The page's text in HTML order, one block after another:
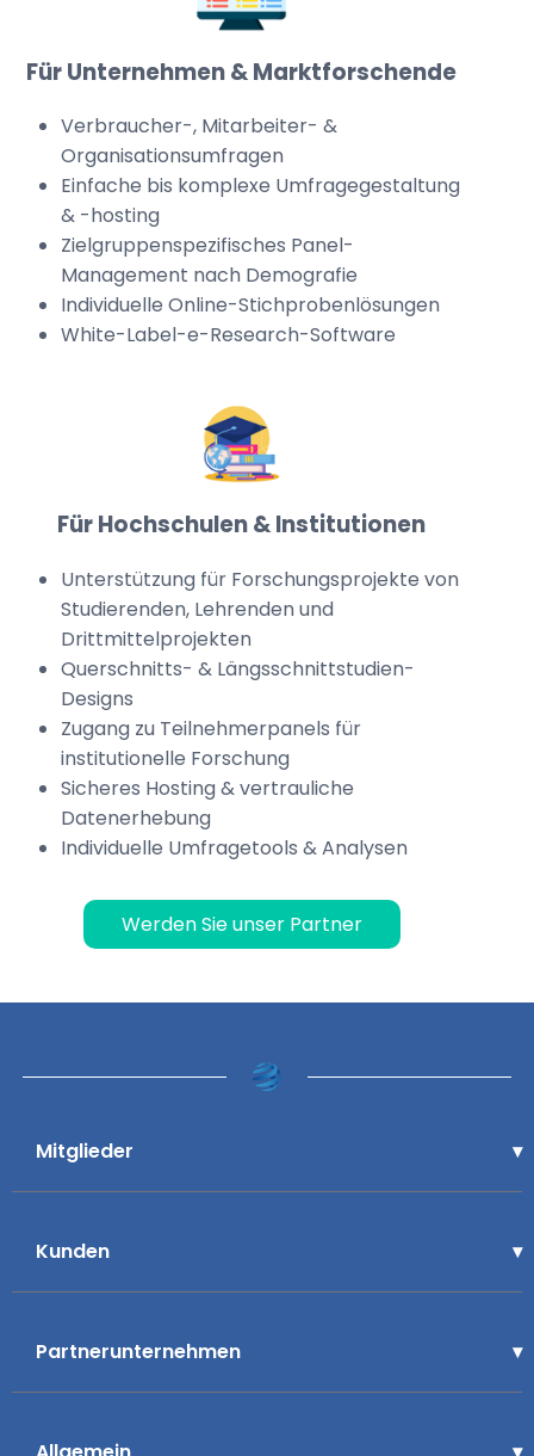
Für Unternehmen & Marktforschende
Verbraucher-, Mitarbeiter- &
Organisationsumfragen
Einfache bis komplexe Umfragegestaltung
& -hosting
Zielgruppenspezifisches Panel-
Management nach Demografie
Individuelle Online-Stichprobenlösungen
White-Label-e-Research-Software
Für Hochschulen & Institutionen
Unterstützung für Forschungsprojekte von
Studierenden, Lehrenden und
Drittmittelprojekten
Querschnitts- & Längsschnittstudien-
Designs
Zugang zu Teilnehmerpanels für
institutionelle Forschung
Sicheres Hosting & vertrauliche
Datenerhebung
Individuelle Umfragetools & Analysen
Werden Sie unser Partner
Mitglieder
Kunden
Partnerunternehmen